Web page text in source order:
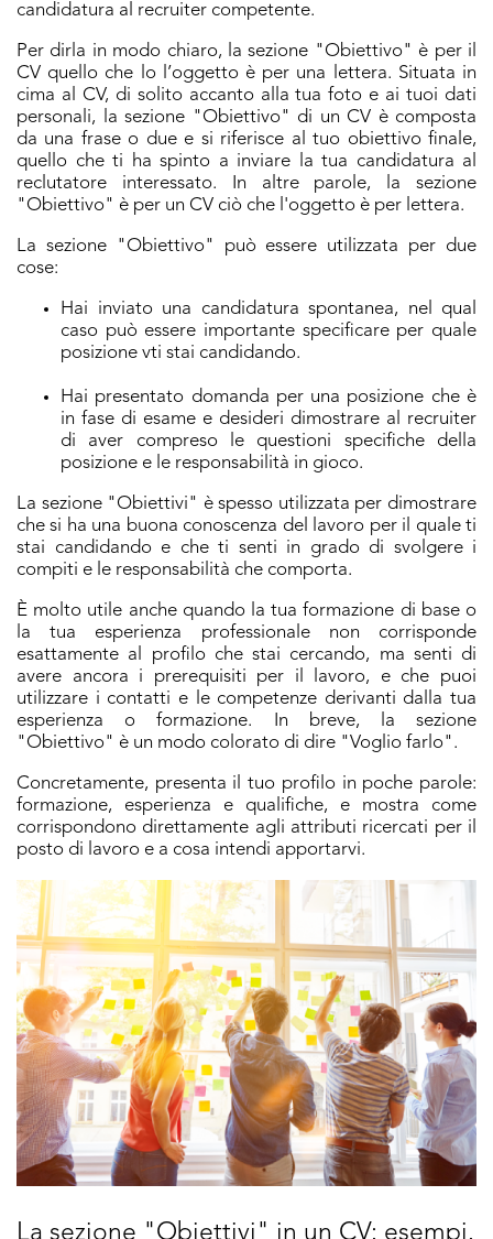
candidatura al recruiter competente.
Per dirla in modo chiaro, la sezione "Obiettivo" è per il
CV quello che lo l’oggetto è per una lettera. Situata in
cima al CV, di solito accanto alla tua foto e ai tuoi dati
personali, la sezione "Obiettivo" di un CV è composta
da una frase o due e si riferisce al tuo obiettivo finale,
quello che ti ha spinto a inviare la tua candidatura al
reclutatore interessato. In altre parole, la sezione
"Obiettivo" è per un CV ciò che l'oggetto è per lettera.
La sezione "Obiettivo" può essere utilizzata per due
cose:
Hai inviato una candidatura spontanea, nel qual
caso può essere importante specificare per quale
posizione vti stai candidando.
Hai presentato domanda per una posizione che è
in fase di esame e desideri dimostrare al recruiter
di aver compreso le questioni specifiche della
posizione e le responsabilità in gioco.
La sezione "Obiettivi" è spesso utilizzata per dimostrare
che si ha una buona conoscenza del lavoro per il quale ti
stai candidando e che ti senti in grado di svolgere i
compiti e le responsabilità che comporta.
È molto utile anche quando la tua formazione di base o
la tua esperienza professionale non corrisponde
esattamente al profilo che stai cercando, ma senti di
avere ancora i prerequisiti per il lavoro, e che puoi
utilizzare i contatti e le competenze derivanti dalla tua
esperienza o formazione. In breve, la sezione
"Obiettivo" è un modo colorato di dire "Voglio farlo".
Concretamente, presenta il tuo profilo in poche parole:
formazione, esperienza e qualifiche, e mostra come
corrispondono direttamente agli attributi ricercati per il
posto di lavoro e a cosa intendi apportarvi.